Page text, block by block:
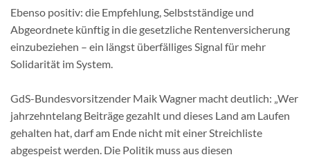
Ebenso positiv: die Empfehlung, Selbstständige und
Abgeordnete künftig in die gesetzliche Rentenversicherung
einzubeziehen – ein längst überfälliges Signal für mehr
Solidarität im System.
GdS-Bundesvorsitzender Maik Wagner macht deutlich: „Wer
jahrzehntelang Beiträge gezahlt und dieses Land am Laufen
gehalten hat, darf am Ende nicht mit einer Streichliste
abgespeist werden. Die Politik muss aus diesen